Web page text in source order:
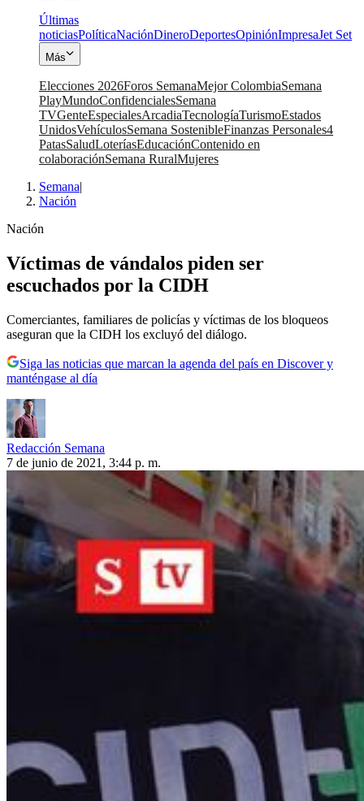
Últimas
noticiasPolíticaNaciónDineroDeportesOpiniónImpresaJet Set
Más
Elecciones 2026Foros SemanaMejor ColombiaSemana
PlayMundoConfidencialesSemana
TVGenteEspecialesArcadiaTecnologíaTurismoEstados
UnidosVehículosSemana SostenibleFinanzas Personales4
PatasSaludLoteríasEducaciónContenido en
colaboraciónSemana RuralMujeres
Semana|
Nación
Nación
Víctimas de vándalos piden ser
escuchados por la CIDH
Comerciantes, familiares de policías y víctimas de los bloqueos
aseguran que la CIDH los excluyó del diálogo.
Siga las noticias que marcan la agenda del país en Discover y
manténgase al día
Redacción Semana
7 de junio de 2021, 3:44 p. m.